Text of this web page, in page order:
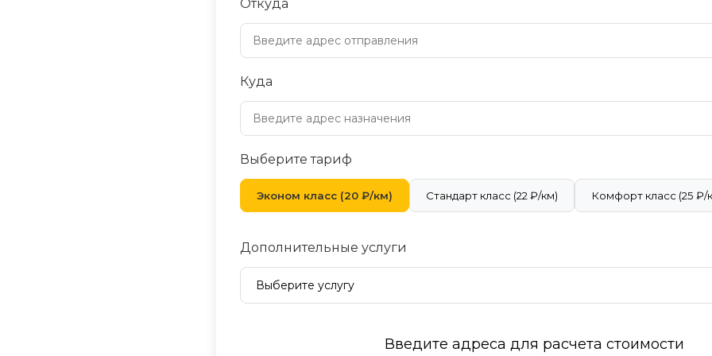
Откуда
Куда
Выберите тариф
Эконом класс (20 ₽/км) Стандарт класс (22 ₽/км) Комфорт класс (25 ₽/
Дополнительные услуги
Введите адреса для расчета стоимости